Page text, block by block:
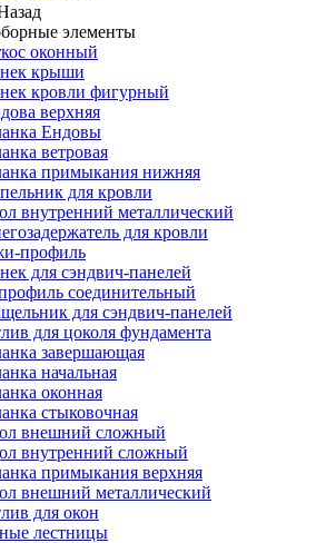
элементы
оконный
крыши
кровли фигурный
верхняя
Ендовы
ветровая
примыкания нижняя
для кровли
внутренний металлический
для кровли
профиль
для сэндвич-панелей
соединительный
для сэндвич-панелей
для цоколя фундамента
завершающая
начальная
оконная
стыковочная
внешний сложный
внутренний сложный
примыкания верхняя
внешний металлический
для окон
лестницы